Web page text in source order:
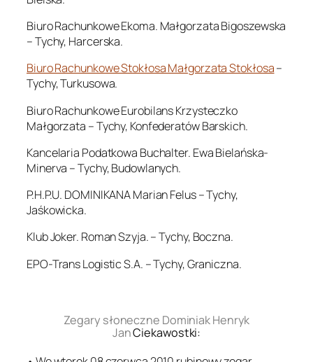
Biuro Rachunkowe Ekoma. Małgorzata Bigoszewska
– Tychy, Harcerska.
Biuro Rachunkowe Stokłosa Małgorzata Stokłosa–
Tychy, Turkusowa.
Biuro Rachunkowe Eurobilans Krzysteczko
Małgorzata – Tychy, Konfederatów Barskich.
Kancelaria Podatkowa Buchalter. Ewa Bielańska-
Minerva – Tychy, Budowlanych.
P.H.P.U. DOMINIKANA Marian Felus – Tychy,
Jaśkowicka.
Klub Joker. Roman Szyja. – Tychy, Boczna.
EPO-Trans Logistic S.A. – Tychy, Graniczna.
Zegary słoneczne Dominiak Henryk
JanCiekawostki: